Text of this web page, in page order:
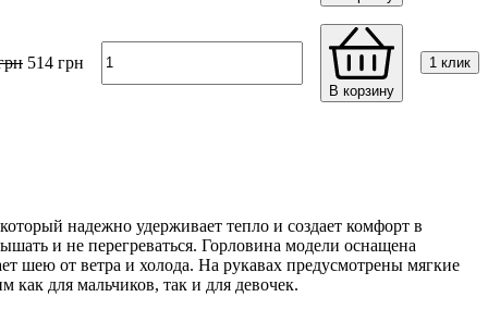
514 грн
В корзину
1 клик
надежно удерживает тепло и создает комфорт в
и не перегреваться. Горловина модели оснащена
шею от ветра и холода. На рукавах предусмотрены мягкие
для мальчиков, так и для девочек.